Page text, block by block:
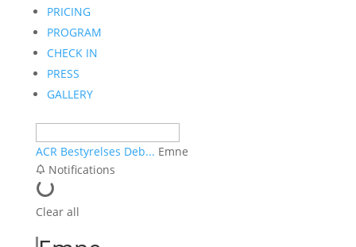
PRICING
PROGRAM
CHECK IN
PRESS
GALLERY
ACR Bestyrelses Deb... Emne
Notifications
Clear all